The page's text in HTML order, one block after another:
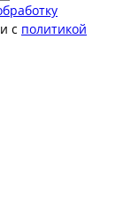
с политикой